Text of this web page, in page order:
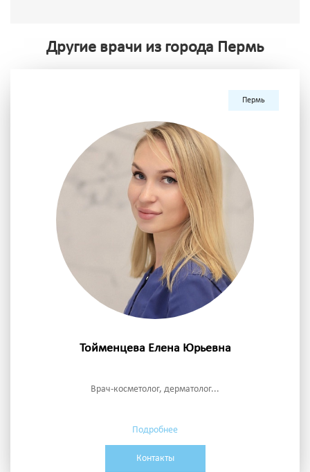
Другие врачи из города Пермь
Пермь
Тойменцева Елена Юрьевна
Врач-косметолог, дерматолог...
Подробнее
Контакты